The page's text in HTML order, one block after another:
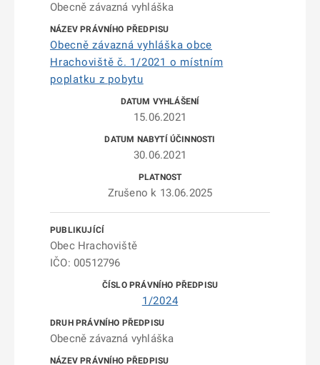
Obecně závazná vyhláška
Obecně závazná vyhláška obce
Hrachoviště č. 1/2021 o místním
poplatku z pobytu
15.06.2021
30.06.2021
Zrušeno k 13.06.2025
Obec Hrachoviště
IČO: 00512796
1/2024
Obecně závazná vyhláška